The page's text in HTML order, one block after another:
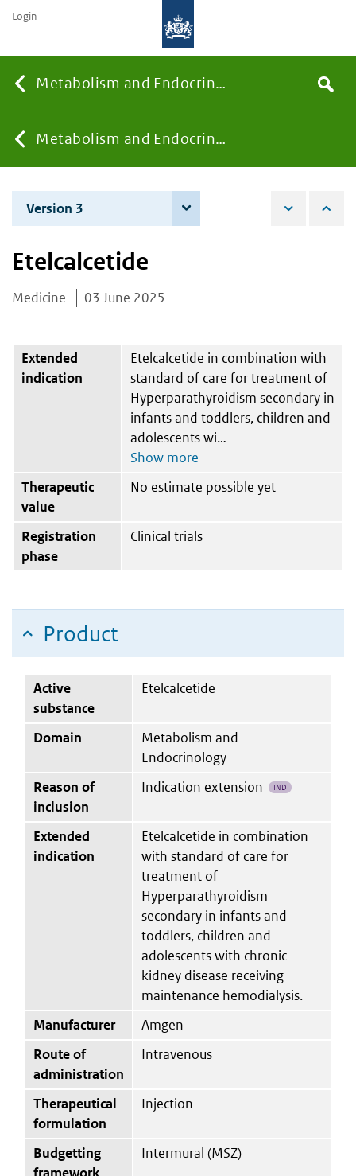
Metabolism and Endocrinology
You
are
here:
Metabolism and Endocrinology
the
Search
Login
Version 3
Etelcalcetide
Medicine 03 June 2025
Extended
indication
Etelcalcetide in combination with
standard of care for treatment of
Hyperparathyroidism secondary in
infants and toddlers, children and
adolescents wi
Therapeutic
value
No estimate possible yet
Registration
phase
Clinical trials
Product
Active
substance
Etelcalcetide
Domain
Metabolism and
Endocrinology
Reason of
inclusion
Indication extension IND
Extended
indication
Etelcalcetide in combination
with standard of care for
treatment of
Hyperparathyroidism
secondary in infants and
toddlers, children and
adolescents with chronic
kidney disease receiving
maintenance hemodialysis.
Manufacturer
Amgen
Route of
administration
Intravenous
Therapeutical
formulation
Injection
Budgetting
Intermural (MSZ)